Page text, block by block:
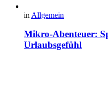
in Allgemein
Mikro-Abenteuer:
Urlaubsgefühl